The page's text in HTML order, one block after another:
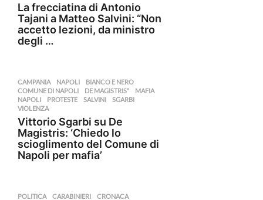
La frecciatina di Antonio
Tajani a Matteo Salvini: “Non
accetto lezioni, da ministro
degli …
CAMPANIA ,NAPOLI BIANCO E NERO
COMUNE DI NAPOLI
,DE MAGISTRIS” ,MAFIA
NAPOLI
,PROTESTE ,SALVINI ,SGARBI
VIOLENZA
Vittorio Sgarbi su De
Magistris: ‘Chiedo lo
scioglimento del Comune di
Napoli per mafia’
POLITICA CARABINIERI ,CRONACA